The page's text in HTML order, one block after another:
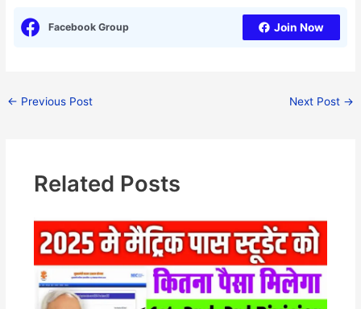
Facebook Group Join Now
← Previous Post Next Post →
Related Posts